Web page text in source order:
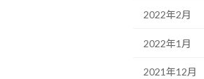
2022年2月
2022年1月
2021年12月